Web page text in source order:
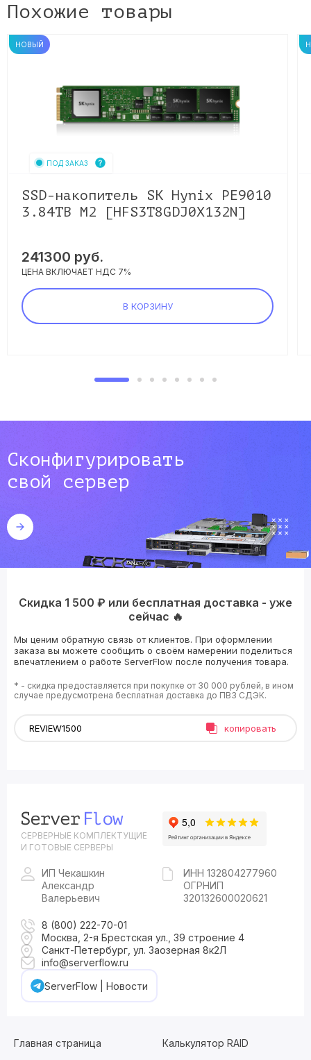
Похожие товары
НОВЫЙ
ПОД ЗАКАЗ
SSD-накопитель SK Hynix PE9010
3.84TB M2 [HFS3T8GDJ0X132N]
241300 руб.
ЦЕНА ВКЛЮЧАЕТ НДС 7%
В КОРЗИНУ
Сконфигурировать
свой сервер
Скидка 1 500 ₽ или бесплатная доставка - уже
сейчас 🔥
Мы ценим обратную связь от клиентов. При оформлении
заказа вы можете сообщить о своём намерении поделиться
впечатлением о работе ServerFlow после получения товара.
* - скидка предоставляется при покупке от 30 000 рублей, в ином
случае предусмотрена бесплатная доставка до ПВЗ СДЭК.
копировать
СЕРВЕРНЫЕ КОМПЛЕКТУЩИЕ
И ГОТОВЫЕ СЕРВЕРЫ
ИП Чекашкин
Александр
Валерьевич
ИНН 132804277960
ОГРНИП
320132600020621
8 (800) 222-70-01
Москва, 2-я Брестская ул., 39 строение 4
Санкт-Петербург, ул. Заозерная 8к2Л
info@serverflow.ru
ServerFlow | Новости
Главная страница Калькулятор RAID